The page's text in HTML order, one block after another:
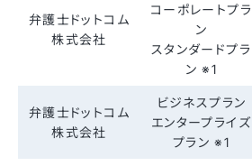
弁護士ドットコム
株式会社
コーポレートプラ
ン
スタンダードプラ
ン ※1
弁護士ドットコム
株式会社
ビジネスプラン
エンタープライズ
プラン ※1